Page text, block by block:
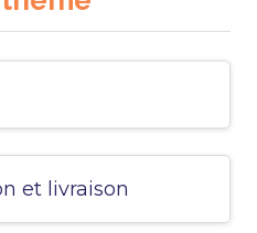
et livraison